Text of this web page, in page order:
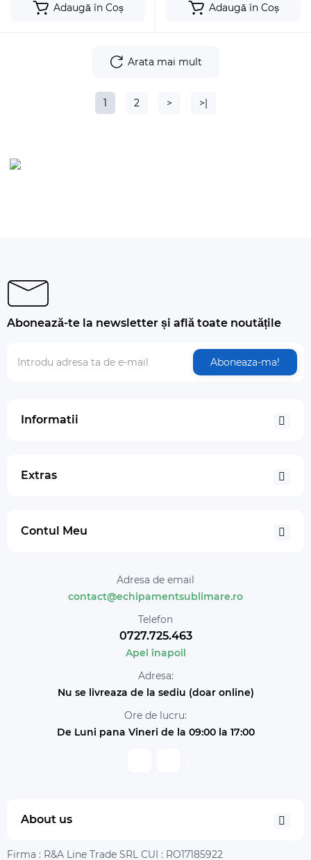
Adaugă în Coș Adaugă în Coș
Arata mai mult
1 2 > >|
Abonează-te la newsletter și află toate noutățile
Aboneaza-ma!
Informatii
Extras
Contul Meu
Adresa de email
contact@echipamentsublimare.ro
Telefon
0727.725.463
Apel înapoil
Adresa:
Nu se livreaza de la sediu (doar online)
Ore de lucru:
De Luni pana Vineri de la 09:00 la 17:00
About us
Firma : R&A Line Trade SRL CUI : RO17185922